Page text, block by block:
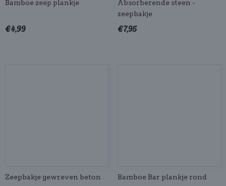
Bamboe zeep plankje
€ 4,99
Absorberende steen -
zeepbakje
€ 7,95
Zeepbakje gewreven beton Bamboe Bar plankje rond